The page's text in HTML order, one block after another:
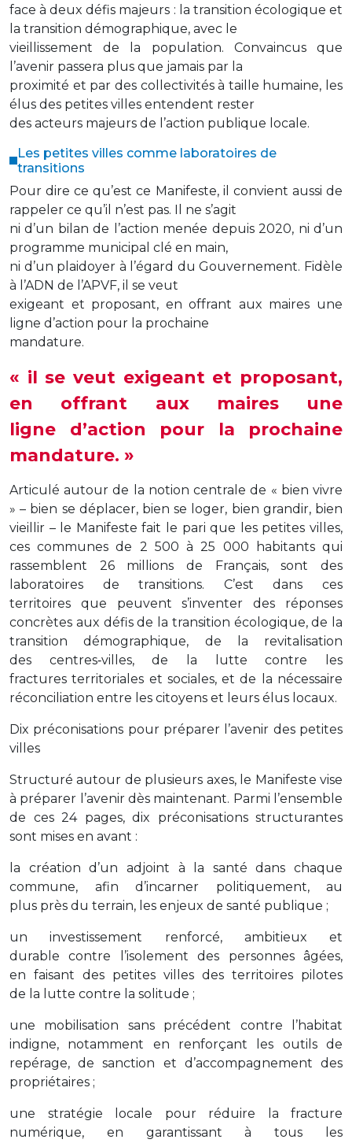
face à deux défis majeurs : la transition écologique et
la transition démographique, avec le
vieillissement de la population. Convaincus que
l’avenir passera plus que jamais par la
proximité et par des collectivités à taille humaine, les
élus des petites villes entendent rester
des acteurs majeurs de l’action publique locale.
Les petites villes comme laboratoires de
transitions
Pour dire ce qu’est ce Manifeste, il convient aussi de
rappeler ce qu’il n’est pas. Il ne s’agit
ni d’un bilan de l’action menée depuis 2020, ni d’un
programme municipal clé en main,
ni d’un plaidoyer à l’égard du Gouvernement. Fidèle
à l’ADN de l’APVF, il se veut
exigeant et proposant, en offrant aux maires une
ligne d’action pour la prochaine
mandature.
« il se veut exigeant et proposant,
en offrant aux maires une
ligne d’action pour la prochaine
mandature. »
Articulé autour de la notion centrale de « bien vivre
» – bien se déplacer, bien se loger, bien grandir, bien
vieillir – le Manifeste fait le pari que les petites villes,
ces communes de 2 500 à 25 000 habitants qui
rassemblent 26 millions de Français, sont des
laboratoires de transitions. C’est dans ces
territoires que peuvent s’inventer des réponses
concrètes aux défis de la transition écologique, de la
transition démographique, de la revitalisation
des centres‑villes, de la lutte contre les
fractures territoriales et sociales, et de la nécessaire
réconciliation entre les citoyens et leurs élus locaux.
Dix préconisations pour préparer l’avenir des petites
villes
Structuré autour de plusieurs axes, le Manifeste vise
à préparer l’avenir dès maintenant. Parmi l’ensemble
de ces 24 pages, dix préconisations structurantes
sont mises en avant :
la création d’un adjoint à la santé dans chaque
commune, afin d’incarner politiquement, au
plus près du terrain, les enjeux de santé publique ;
un investissement renforcé, ambitieux et
durable contre l’isolement des personnes âgées,
en faisant des petites villes des territoires pilotes
de la lutte contre la solitude ;
une mobilisation sans précédent contre l’habitat
indigne, notamment en renforçant les outils de
repérage, de sanction et d’accompagnement des
propriétaires ;
une stratégie locale pour réduire la fracture
numérique, en garantissant à tous les